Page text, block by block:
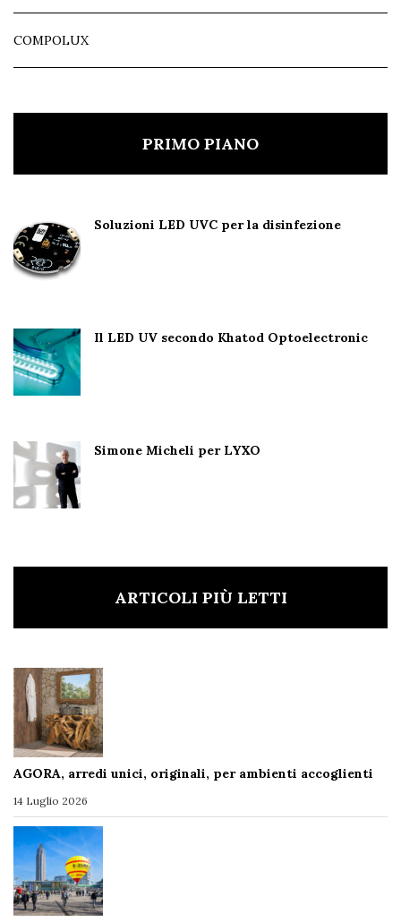
COMPOLUX
PRIMO PIANO
Soluzioni LED UVC per la disinfezione
Il LED UV secondo Khatod Optoelectronic
Simone Micheli per LYXO
ARTICOLI PIÙ LETTI
AGORA, arredi unici, originali, per ambienti accoglienti
14 Luglio 2026